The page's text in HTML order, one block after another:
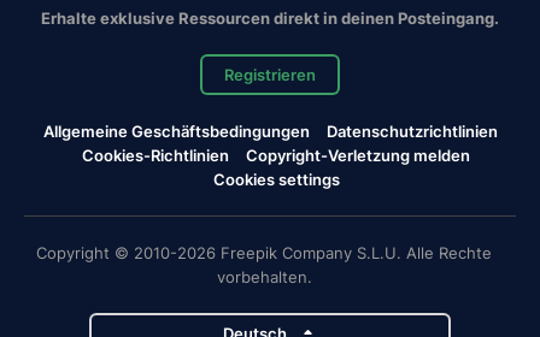
Erhalte exklusive Ressourcen direkt in deinen Posteingang.
Registrieren
Allgemeine Geschäftsbedingungen
Datenschutzrichtlinien
Cookies-Richtlinien
Copyright-Verletzung melden
Cookies settings
Copyright © 2010-2026 Freepik Company S.L.U. Alle Rechte
vorbehalten.